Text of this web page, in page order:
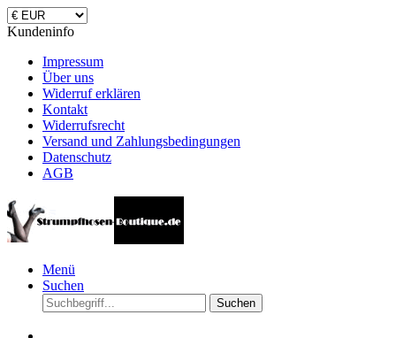
Kundeninfo
Impressum
Über uns
Widerruf erklären
Kontakt
Widerrufsrecht
Versand und Zahlungsbedingungen
Datenschutz
AGB
Menü
Suchen
Suchen